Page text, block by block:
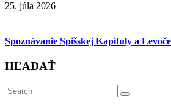
25. júla 2026
Spoznávanie Spišskej Kapituly a
HĽADAŤ
Search
for:
Search